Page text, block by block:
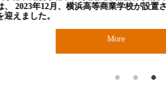
高等商業学校が設置されてから創立100周